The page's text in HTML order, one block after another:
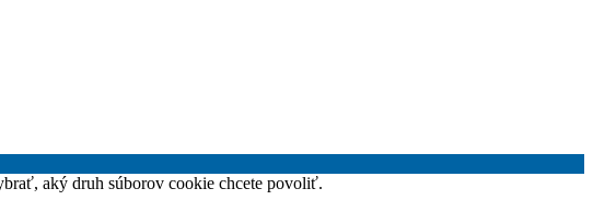
aký druh súborov cookie chcete povoliť.